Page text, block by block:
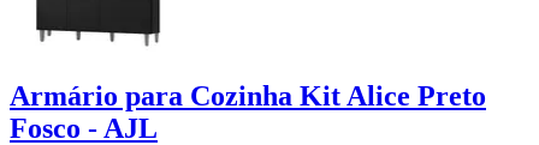
Armário para Cozinha Kit Alice Preto
Fosco - AJL